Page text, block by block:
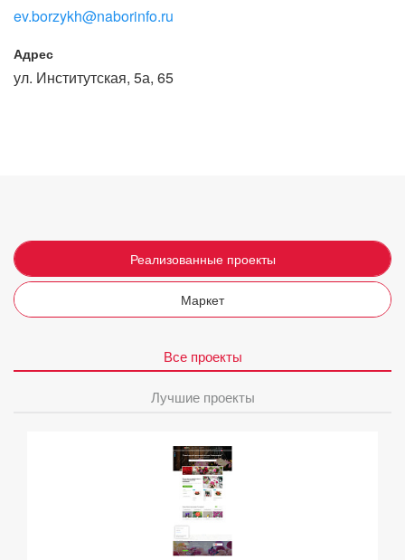
ev.borzykh@naborinfo.ru
Адрес
ул. Институтская, 5а, 65
Реализованные проекты
Маркет
Все проекты
Лучшие проекты